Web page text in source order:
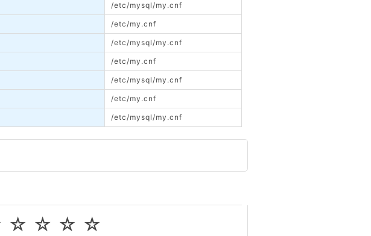
/etc/mysql/my.cnf
/etc/my.cnf
/etc/mysql/my.cnf
/etc/my.cnf
/etc/mysql/my.cnf
/etc/my.cnf
/etc/mysql/my.cnf
☆
☆
☆
☆